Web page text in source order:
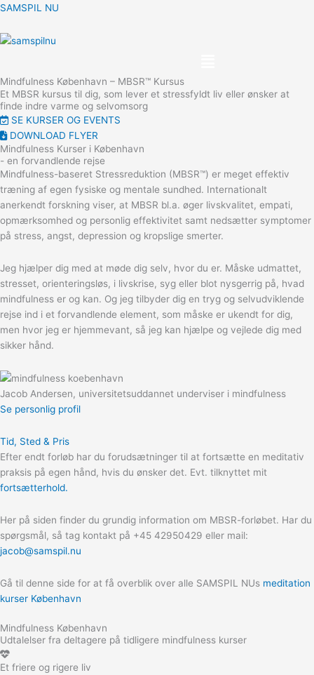
SAMSPIL NU
Mindfulness København – MBSR™ Kursus
Et MBSR kursus til dig, som lever et stressfyldt liv eller ønsker at
finde indre varme og selvomsorg
SE KURSER OG EVENTS
DOWNLOAD FLYER
Mindfulness Kurser i København
- en forvandlende rejse
Mindfulness-baseret Stressreduktion (MBSR™) er meget effektiv
træning af egen fysiske og mentale sundhed. Internationalt
anerkendt forskning viser, at MBSR bl.a. øger livskvalitet, empati,
opmærksomhed og personlig effektivitet samt nedsætter symptomer
på stress, angst, depression og kropslige smerter.
Jeg hjælper dig med at møde dig selv, hvor du er. Måske udmattet,
stresset, orienteringsløs, i livskrise, syg eller blot nysgerrig på, hvad
mindfulness er og kan. Og jeg tilbyder dig en tryg og selvudviklende
rejse ind i et forvandlende element, som måske er ukendt for dig,
men hvor jeg er hjemmevant, så jeg kan hjælpe og vejlede dig med
sikker hånd.
Jacob Andersen, universitetsuddannet underviser i mindfulness
Se personlig profil
Tid, Sted & Pris
Efter endt forløb har du forudsætninger til at fortsætte en meditativ
praksis på egen hånd, hvis du ønsker det. Evt. tilknyttet mit
fortsætterhold.
Her på siden finder du grundig information om MBSR-forløbet. Har du
spørgsmål, så tag kontakt på +45 42950429 eller mail:
jacob@samspil.nu
Gå til denne side for at få overblik over alle SAMSPIL NUs meditation
kurser København
Mindfulness København
Udtalelser fra deltagere på tidligere mindfulness kurser
Et friere og rigere liv